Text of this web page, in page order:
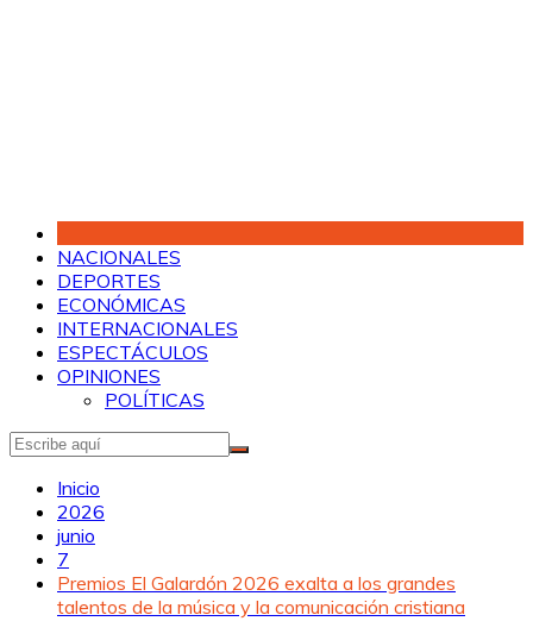
NACIONALES
DEPORTES
ECONÓMICAS
INTERNACIONALES
ESPECTÁCULOS
OPINIONES
POLÍTICAS
Inicio
2026
junio
7
Premios El Galardón 2026 exalta a los grandes
talentos de la música y la comunicación cristiana